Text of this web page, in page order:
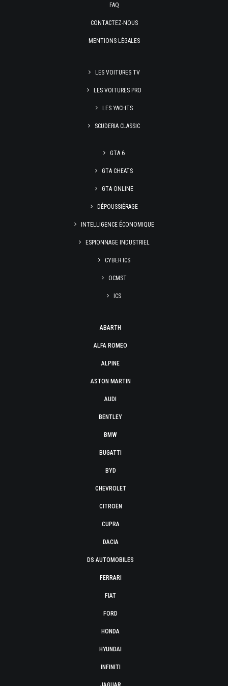
FAQ
CONTACTEZ-NOUS
MENTIONS LÉGALES
LES VOITURES TV
LES VOITURES PRO
LES YACHTS
SCUDERIA CLASSIC
GTA 6
GTA CHEATS
GTA ONLINE
DÉPOUSSIÉRAGE
INTELLIGENCE ÉCONOMIQUE
ESPIONNAGE INDUSTRIEL
CYBER ICS
OCMST
ICS
ABARTH
ALFA ROMEO
ALPINE
ASTON MARTIN
AUDI
BENTLEY
BMW
BUGATTI
BYD
CHEVROLET
CITROËN
CUPRA
DACIA
DS AUTOMOBILES
FERRARI
FIAT
FORD
HONDA
HYUNDAI
INFINITI